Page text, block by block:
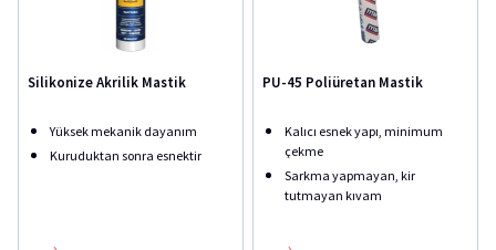
Silikonize Akrilik Mastik
Yüksek mekanik dayanım
Kuruduktan sonra esnektir
PU-45 Poliüretan Mastik
Kalıcı esnek yapı, minimum
çekme
Sarkma yapmayan, kir
tutmayan kıvam